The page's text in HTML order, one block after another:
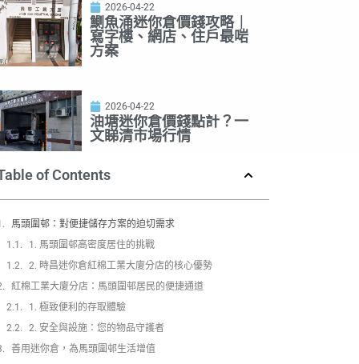
2026-04-22
鰂魚涌迷你倉價錢攻略｜
寫字樓、網店、住戶最啱
方案
2026-04-22
油塘迷你倉價錢點計？一
文睇清市場行情
of Contents
馬頭圍邨：對便捷儲存方案的迫切需求
1. 馬頭圍邨高密度居住的挑戰
2. 時昌迷你倉紅棉工業大廈分店的核心優勢
紅棉工業大廈分店：馬頭圍邨居民的便捷通道
1. 極致便利的存取體驗
2. 安全與設施：您的物品守護者
善用迷你倉，為馬頭圍邨生活增值